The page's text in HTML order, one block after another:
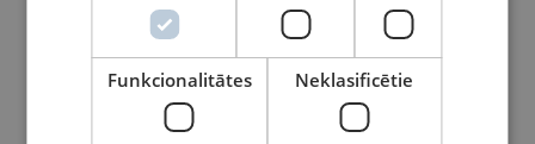
Funkcionalitātes Neklasificētie